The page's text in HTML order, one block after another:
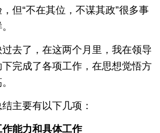
但“不在其位，不谋其政”很多事
了，在这两个月里，我在领导
完成了各项工作，在思想觉悟方
要有以下几项：
能力和具体工作